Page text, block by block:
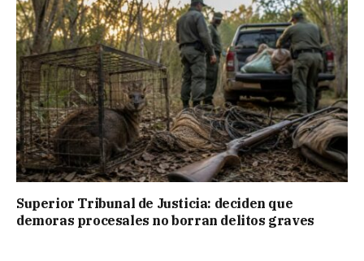
Superior Tribunal de Justicia: deciden que
demoras procesales no borran delitos graves